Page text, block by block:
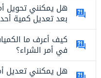
هل يمكنني تحويل
بعد تعديل كمية
كيف أعرف ما
في أمر الشراء؟
هل يمكنني تعديل